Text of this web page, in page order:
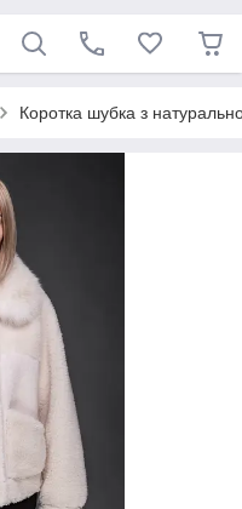
Коротка шубка з